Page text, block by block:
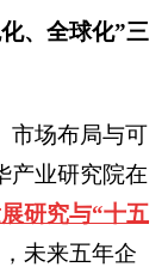
、全球化”三
市场布局与可
产业研究院在
研究与“十五
未来五年企